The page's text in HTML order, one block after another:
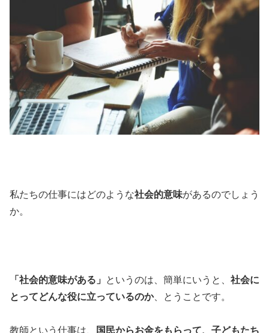
私たちの仕事にはどのような社会的意味があるのでしょう
か。
「社会的意味がある」 というのは、簡単にいうと、 社会に
とってどんな役に立っているのか、とうことです。
教師という仕事は、
国民からお金をもらって、子どもたち